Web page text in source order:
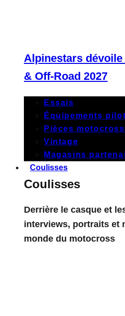
Alpinestars
& Off-Road 2027
Essais
Équipements
Pièces motocross
Vintage
Magasins
Coulisses
Coulisses
Derrière le casque et
interviews, portraits et
monde du motocross